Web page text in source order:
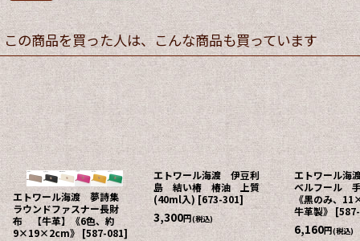
この商品を買った人は、こんな商品も買っています
エトワール海渡 夢詩集
ラウンドファスナー長財
布 【牛革】《6色、約
9×19×2cm》 [587-081]
エトワール海渡 伊豆利
島 結い椿 椿油 上質
(40ml入) [673-301]
3,300円(税込)
エトワール
ベルフール
《黒のみ、
牛革製》 [
6,160円(税込)